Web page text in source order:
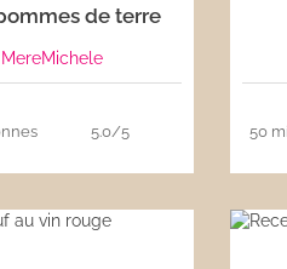
de terre
MereMichele
5.0/5 50